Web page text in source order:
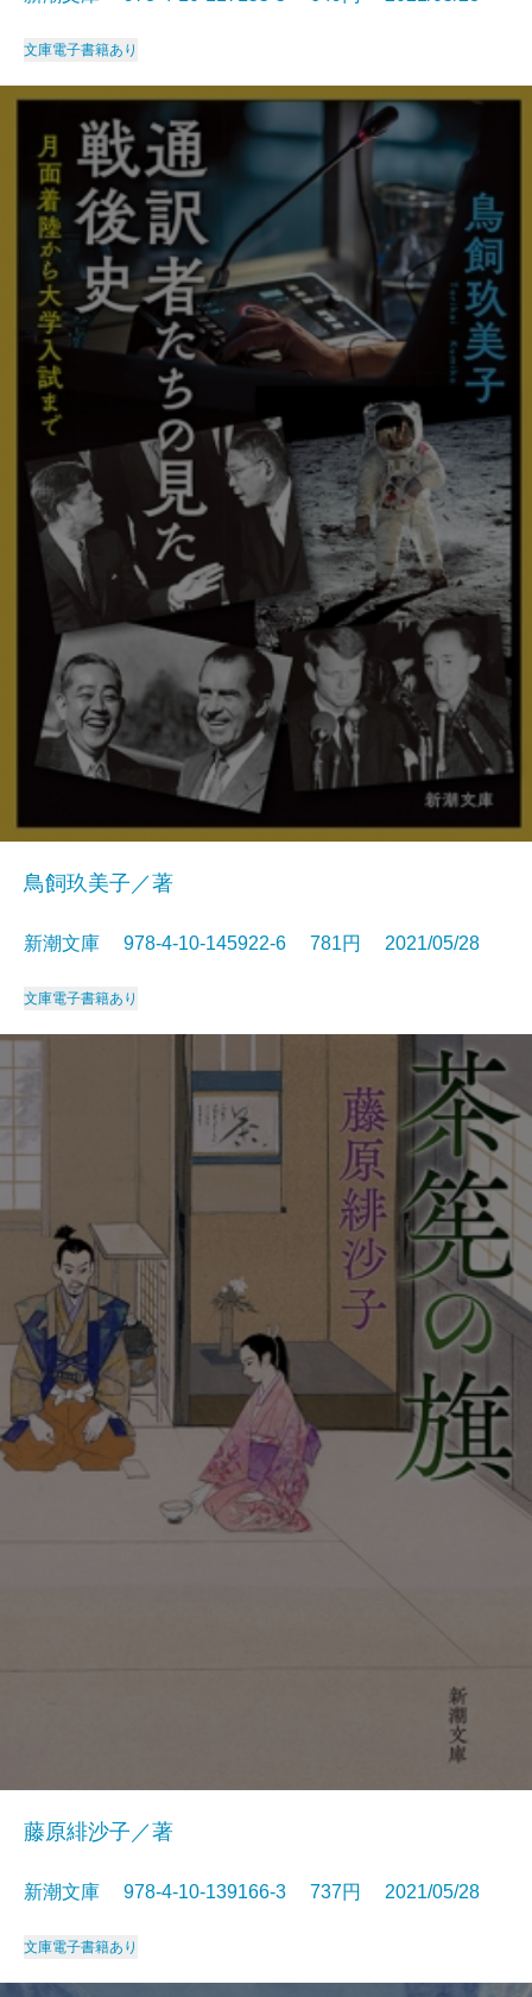
文庫電子書籍あり
鳥飼玖美子／著
新潮文庫 978-4-10-145922-6 781円 2021/05/28
文庫電子書籍あり
藤原緋沙子／著
新潮文庫 978-4-10-139166-3 737円 2021/05/28
文庫電子書籍あり